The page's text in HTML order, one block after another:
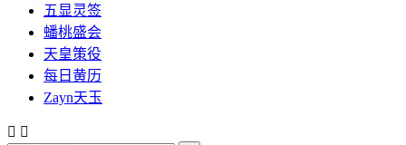
五显灵签
蟠桃盛会
天皇策役
每日黄历
Zayn天玉
 